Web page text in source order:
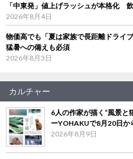
「中東発」値上げラッシュが本格化
2026年8月4日
物価高でも「夏は家族で長距離ドライ
猛暑への備えも必須
2026年8月3日
カルチャー
6人の作家が描く“風景
ーYOHAKUで8月20日か
2026年8月9日